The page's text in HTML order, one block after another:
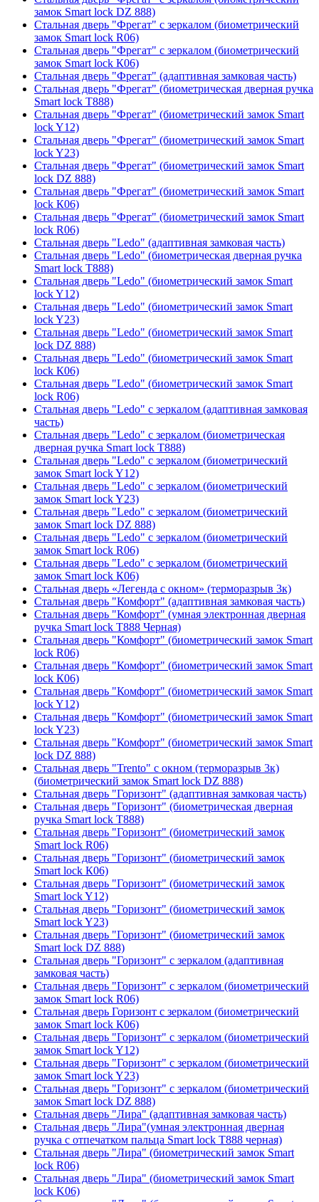
замок Smart lock DZ 888)
Стальная дверь "Фрегат" с зеркалом (биометрический
замок Smart lock R06)
Стальная дверь "Фрегат" с зеркалом (биометрический
замок Smart lock К06)
Стальная дверь "Фрегат" (адаптивная замковая часть)
Стальная дверь "Фрегат" (биометрическая дверная ручка
Smart lock T888)
Стальная дверь "Фрегат" (биометрический замок Smart
lock Y12)
Стальная дверь "Фрегат" (биометрический замок Smart
lock Y23)
Стальная дверь "Фрегат" (биометрический замок Smart
lock DZ 888)
Стальная дверь "Фрегат" (биометрический замок Smart
lock К06)
Стальная дверь "Фрегат" (биометрический замок Smart
lock R06)
Стальная дверь "Ledo" (адаптивная замковая часть)
Стальная дверь "Ledo" (биометрическая дверная ручка
Smart lock T888)
Стальная дверь "Ledo" (биометрический замок Smart
lock Y12)
Стальная дверь "Ledo" (биометрический замок Smart
lock Y23)
Стальная дверь "Ledo" (биометрический замок Smart
lock DZ 888)
Стальная дверь "Ledo" (биометрический замок Smart
lock К06)
Стальная дверь "Ledo" (биометрический замок Smart
lock R06)
Стальная дверь "Ledo" с зеркалом (адаптивная замковая
часть)
Стальная дверь "Ledo" с зеркалом (биометрическая
дверная ручка Smart lock T888)
Стальная дверь "Ledo" с зеркалом (биометрический
замок Smart lock Y12)
Стальная дверь "Ledo" с зеркалом (биометрический
замок Smart lock Y23)
Стальная дверь "Ledo" с зеркалом (биометрический
замок Smart lock DZ 888)
Стальная дверь "Ledo" с зеркалом (биометрический
замок Smart lock R06)
Стальная дверь "Ledo" с зеркалом (биометрический
замок Smart lock К06)
Стальная дверь «Легенда с окном» (терморазрыв 3к)
Стальная дверь "Комфорт" (адаптивная замковая часть)
Стальная дверь "Комфорт" (умная электронная дверная
ручка Smart lock T888 Черная)
Стальная дверь "Комфорт" (биометрический замок Smart
lock R06)
Стальная дверь "Комфорт" (биометрический замок Smart
lock К06)
Стальная дверь "Комфорт" (биометрический замок Smart
lock Y12)
Стальная дверь "Комфорт" (биометрический замок Smart
lock Y23)
Стальная дверь "Комфорт" (биометрический замок Smart
lock DZ 888)
Стальная дверь "Trento" с окном (терморазрыв 3к)
(биометрический замок Smart lock DZ 888)
Стальная дверь "Горизонт" (адаптивная замковая часть)
Стальная дверь "Горизонт" (биометрическая дверная
ручка Smart lock T888)
Стальная дверь "Горизонт" (биометрический замок
Smart lock R06)
Стальная дверь "Горизонт" (биометрический замок
Smart lock К06)
Стальная дверь "Горизонт" (биометрический замок
Smart lock Y12)
Стальная дверь "Горизонт" (биометрический замок
Smart lock Y23)
Стальная дверь "Горизонт" (биометрический замок
Smart lock DZ 888)
Стальная дверь "Горизонт" с зеркалом (адаптивная
замковая часть)
Стальная дверь "Горизонт" с зеркалом (биометрический
замок Smart lock R06)
Стальная дверь Горизонт с зеркалом (биометрический
замок Smart lock К06)
Стальная дверь "Горизонт" с зеркалом (биометрический
замок Smart lock Y12)
Стальная дверь "Горизонт" с зеркалом (биометрический
замок Smart lock Y23)
Стальная дверь "Горизонт" с зеркалом (биометрический
замок Smart lock DZ 888)
Стальная дверь "Лира" (адаптивная замковая часть)
Стальная дверь "Лира"(умная электронная дверная
ручка с отпечатком пальца Smart lock T888 черная)
Стальная дверь "Лира" (биометрический замок Smart
lock R06)
Стальная дверь "Лира" (биометрический замок Smart
lock K06)